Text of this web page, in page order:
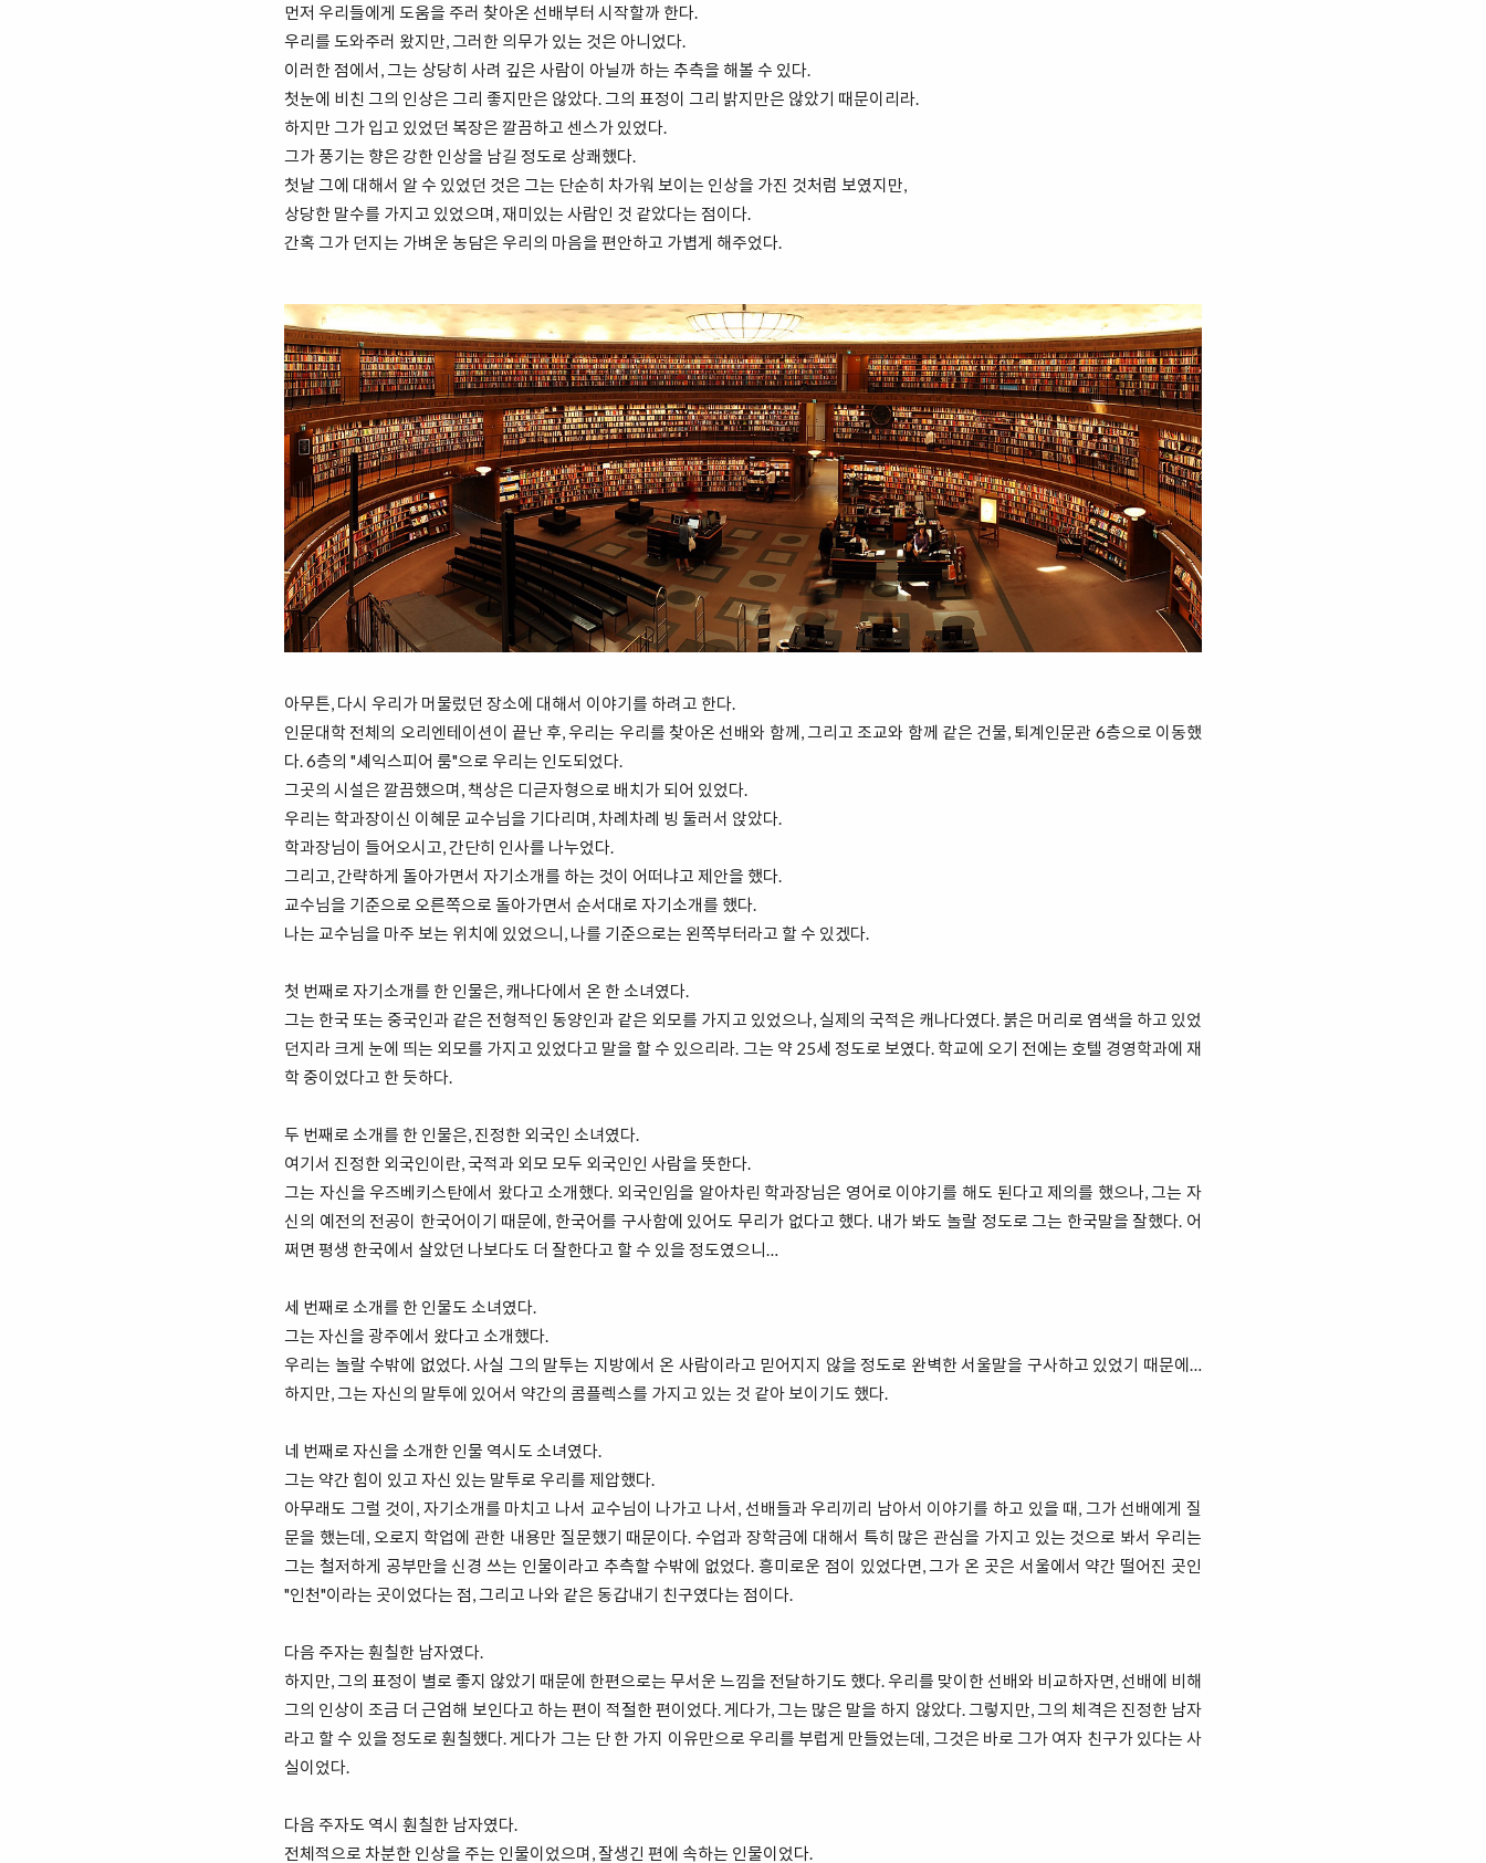
먼저 우리들에게 도움을 주러 찾아온 선배부터 시작할까 한다.
우리를 도와주러 왔지만, 그러한 의무가 있는 것은 아니었다.
이러한 점에서, 그는 상당히 사려 깊은 사람이 아닐까 하는 추측을 해볼 수 있다.
첫눈에 비친 그의 인상은 그리 좋지만은 않았다. 그의 표정이 그리 밝지만은 않았기 때문이리라.
하지만 그가 입고 있었던 복장은 깔끔하고 센스가 있었다.
그가 풍기는 향은 강한 인상을 남길 정도로 상쾌했다.
첫날 그에 대해서 알 수 있었던 것은 그는 단순히 차가워 보이는 인상을 가진 것처럼 보였지만,
상당한 말수를 가지고 있었으며, 재미있는 사람인 것 같았다는 점이다.
간혹 그가 던지는 가벼운 농담은 우리의 마음을 편안하고 가볍게 해주었다.
아무튼, 다시 우리가 머물렀던 장소에 대해서 이야기를 하려고 한다.
인문대학 전체의 오리엔테이션이 끝난 후, 우리는 우리를 찾아온 선배와 함께, 그리고 조교와 함께 같은 건물, 퇴계인문관 6층으로 이동했
다. 6층의 "셰익스피어 룸"으로 우리는 인도되었다.
그곳의 시설은 깔끔했으며, 책상은 디귿자형으로 배치가 되어 있었다.
우리는 학과장이신 이혜문 교수님을 기다리며, 차례차례 빙 둘러서 앉았다.
학과장님이 들어오시고, 간단히 인사를 나누었다.
그리고, 간략하게 돌아가면서 자기소개를 하는 것이 어떠냐고 제안을 했다.
교수님을 기준으로 오른쪽으로 돌아가면서 순서대로 자기소개를 했다.
나는 교수님을 마주 보는 위치에 있었으니, 나를 기준으로는 왼쪽부터라고 할 수 있겠다.
첫 번째로 자기소개를 한 인물은, 캐나다에서 온 한 소녀였다.
그는 한국 또는 중국인과 같은 전형적인 동양인과 같은 외모를 가지고 있었으나, 실제의 국적은 캐나다였다. 붉은 머리로 염색을 하고 있었
던지라 크게 눈에 띄는 외모를 가지고 있었다고 말을 할 수 있으리라. 그는 약 25세 정도로 보였다. 학교에 오기 전에는 호텔 경영학과에 재
학 중이었다고 한 듯하다.
두 번째로 소개를 한 인물은, 진정한 외국인 소녀였다.
여기서 진정한 외국인이란, 국적과 외모 모두 외국인인 사람을 뜻한다.
그는 자신을 우즈베키스탄에서 왔다고 소개했다. 외국인임을 알아차린 학과장님은 영어로 이야기를 해도 된다고 제의를 했으나, 그는 자
신의 예전의 전공이 한국어이기 때문에, 한국어를 구사함에 있어도 무리가 없다고 했다. 내가 봐도 놀랄 정도로 그는 한국말을 잘했다. 어
쩌면 평생 한국에서 살았던 나보다도 더 잘한다고 할 수 있을 정도였으니…
세 번째로 소개를 한 인물도 소녀였다.
그는 자신을 광주에서 왔다고 소개했다.
우리는 놀랄 수밖에 없었다. 사실 그의 말투는 지방에서 온 사람이라고 믿어지지 않을 정도로 완벽한 서울말을 구사하고 있었기 때문에…
하지만, 그는 자신의 말투에 있어서 약간의 콤플렉스를 가지고 있는 것 같아 보이기도 했다.
네 번째로 자신을 소개한 인물 역시도 소녀였다.
그는 약간 힘이 있고 자신 있는 말투로 우리를 제압했다.
아무래도 그럴 것이, 자기소개를 마치고 나서 교수님이 나가고 나서, 선배들과 우리끼리 남아서 이야기를 하고 있을 때, 그가 선배에게 질
문을 했는데, 오로지 학업에 관한 내용만 질문했기 때문이다. 수업과 장학금에 대해서 특히 많은 관심을 가지고 있는 것으로 봐서 우리는
그는 철저하게 공부만을 신경 쓰는 인물이라고 추측할 수밖에 없었다. 흥미로운 점이 있었다면, 그가 온 곳은 서울에서 약간 떨어진 곳인
"인천"이라는 곳이었다는 점, 그리고 나와 같은 동갑내기 친구였다는 점이다.
다음 주자는 훤칠한 남자였다.
하지만, 그의 표정이 별로 좋지 않았기 때문에 한편으로는 무서운 느낌을 전달하기도 했다. 우리를 맞이한 선배와 비교하자면, 선배에 비해
그의 인상이 조금 더 근엄해 보인다고 하는 편이 적절한 편이었다. 게다가, 그는 많은 말을 하지 않았다. 그렇지만, 그의 체격은 진정한 남자
라고 할 수 있을 정도로 훤칠했다. 게다가 그는 단 한 가지 이유만으로 우리를 부럽게 만들었는데, 그것은 바로 그가 여자 친구가 있다는 사
실이었다.
다음 주자도 역시 훤칠한 남자였다.
전체적으로 차분한 인상을 주는 인물이었으며, 잘생긴 편에 속하는 인물이었다.